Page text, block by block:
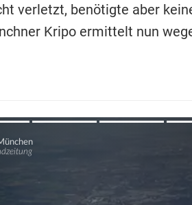
verletzt, benötigte aber
Kripo ermittelt nun